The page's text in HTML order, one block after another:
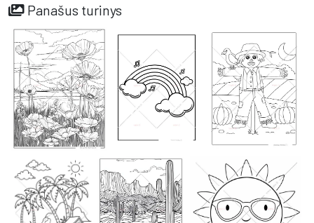
Panašus turinys